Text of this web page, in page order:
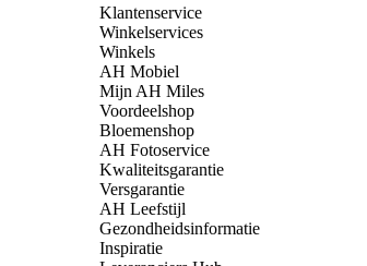
Klantenservice
Winkelservices
Winkels
AH Mobiel
Mijn AH Miles
Voordeelshop
Bloemenshop
AH Fotoservice
Kwaliteitsgarantie
Versgarantie
AH Leefstijl
Gezondheidsinformatie
Inspiratie